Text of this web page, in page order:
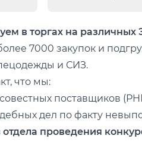
в торгах на различных
7000 закупок и
и СИЗ.
что мы:
поставщиков
дел по факту
проведения
Мы подберем наиболее